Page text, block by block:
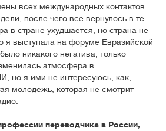
всех международных контактов
после чего все вернулось в те
в стране ухудшается, но страна не
я выступала на форуме Евразийской
никакого негатива, только
атмосфера в
но я ими не интересуюсь, как,
молодежь, которая не смотрит
переводчика в России,